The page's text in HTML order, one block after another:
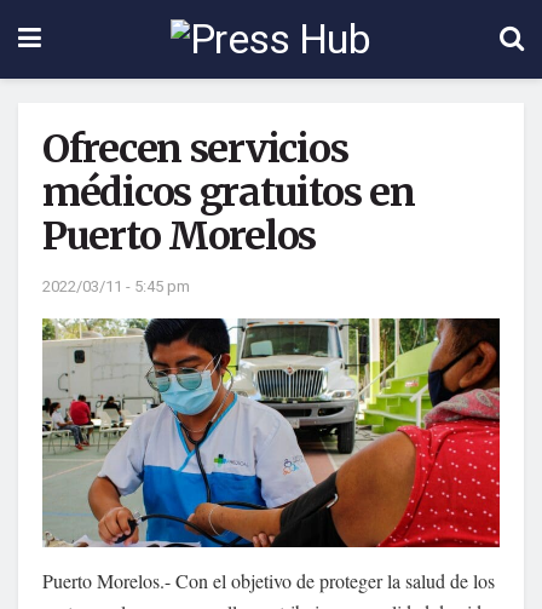
Ofrecen servicios
médicos gratuitos en
Puerto Morelos
2022/03/11 - 5:45 pm
Puerto Morelos.- Con el objetivo de proteger la salud de los